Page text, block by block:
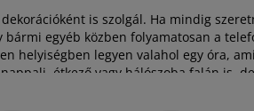
is szolgál. Ha mindig
egyéb közben folyamatosan a
helyiségben legyen valahol egy óra,
étkező vagy hálószoba falán is,